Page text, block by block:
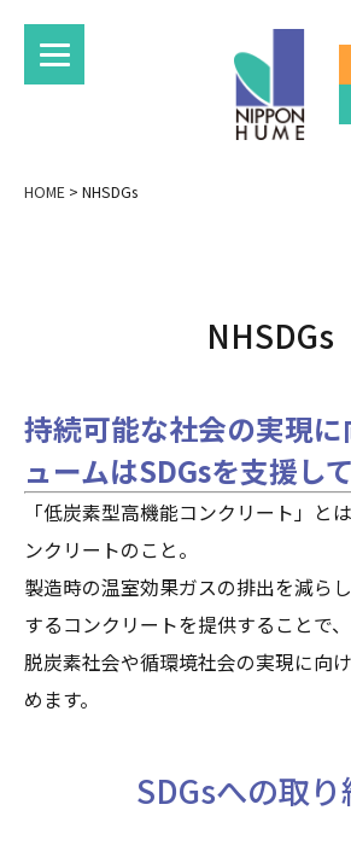
HOME > NHSDGs
NHSDGs
持続可能な社会の実現
ュームはSDGsを支援し
「低炭素型高機能コンクリート」と
ンクリートのこと。
製造時の温室効果ガスの排出を減ら
するコンクリートを提供することで、
脱炭素社会や循環境社会の実現に向
めます。
SDGsへの取